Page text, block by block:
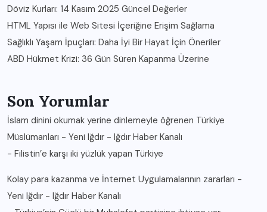
Döviz Kurları: 14 Kasım 2025 Güncel Değerler
HTML Yapısı ile Web Sitesi İçeriğine Erişim Sağlama
Sağlıklı Yaşam İpuçları: Daha İyi Bir Hayat İçin Öneriler
ABD Hükmet Krizi: 36 Gün Süren Kapanma Üzerine
Son Yorumlar
İslam dinini okumak yerine dinlemeyle öğrenen Türkiye
Müslümanları - Yeni Iğdır - Iğdır Haber Kanalı
- Filistin’e karşı iki yüzlük yapan Türkiye
Kolay para kazanma ve İnternet Uygulamalarının zararları -
Yeni Iğdır - Iğdır Haber Kanalı